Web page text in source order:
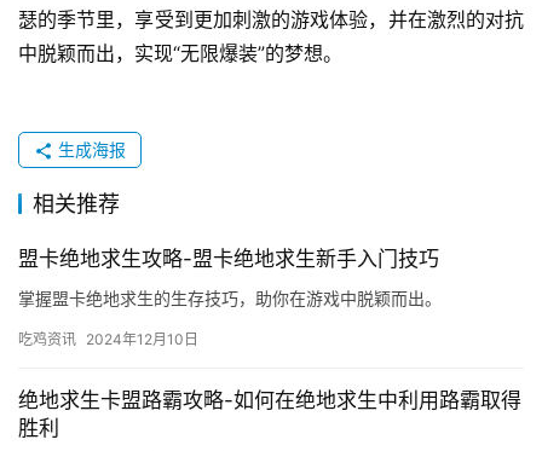
瑟的季节里，享受到更加刺激的游戏体验，并在激烈的对抗
中脱颖而出，实现“无限爆装”的梦想。
生成海报
相关推荐
盟卡绝地求生攻略-盟卡绝地求生新手入门技巧
掌握盟卡绝地求生的生存技巧，助你在游戏中脱颖而出。
吃鸡资讯 2024年12月10日
绝地求生卡盟路霸攻略-如何在绝地求生中利用路霸取得
胜利